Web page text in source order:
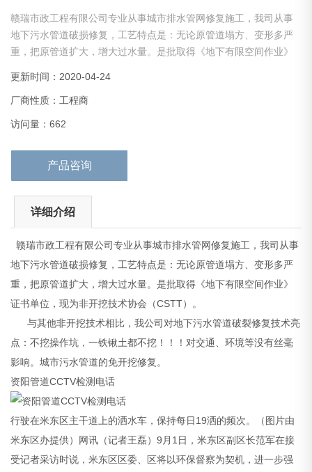
赣瑞市政工程有限公司专业从事城市排水管网修复施工，我司从事
地下污水管道破损修复，工艺特点是：无论原管道塌方、变形多严
重，把原管道扩大，增大过水量。是批取得《地下有限空间作业》
与其他非开挖技术相比，我公司对地下污水管道破裂修复技术亮
点：不挖操作坑，一铁锹土都不挖！！！对交通、环境等没有丝毫
影响。城市污水管道的免开挖修复。
更新时间：2020-04-24
厂商性质：工程商
访问量：662
产品咨询
详细介绍
赣瑞市政工程有限公司专业从事城市排水管网修复施工，我司从事
地下污水管道破损修复，工艺特点是：无论原管道塌方、变形多严
重，把原管道扩大，增大过水量。是批取得《地下有限空间作业》
证书单位，现为非开挖技术协会（CSTT）。
与其他非开挖技术相比，我公司对地下污水管道破裂修复技术亮
点：不挖操作坑，一铁锹土都不挖！！！对交通、环境等没有丝毫
影响。城市污水管道的免开挖修复。
资阳管道CCTV检测电话
行驶在米东区主干道上的洒水车，保持每日19洒的频次。（图片由
米东区办提供）网讯（记者王磊）9月1日，米东区副区长范军在接
受记者采访时说，米东区区委、区将以环保督察为契机，进一步强